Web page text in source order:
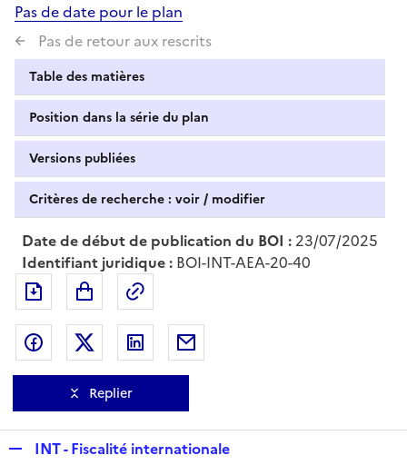
Pas de date pour le plan
Pas de retour aux rescrits
Table des matières
Position dans la série du plan
Versions publiées
Critères de recherche : voir / modifier
Date de début de publication du BOI : 23/07/2025
Identifiant juridique : BOI-INT-AEA-20-40
Exporter le document au format pdf
Partager sur Facebook
Partager sur Twitter
Partager sur LinkedIn
Replier
INT - Fiscalité internationale